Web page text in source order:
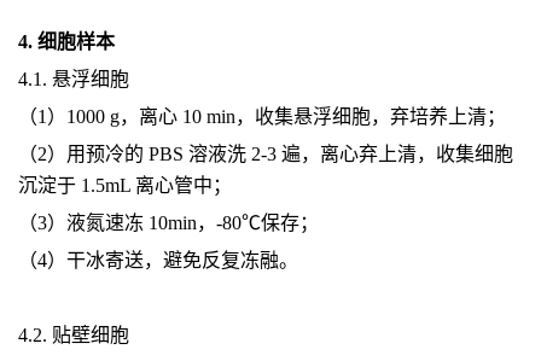
4. 细胞样本
4.1. 悬浮细胞
（1）1000 g，离心 10 min，收集悬浮细胞，弃培养上清；
（2）用预冷的 PBS 溶液洗 2-3 遍，离心弃上清，收集细胞
沉淀于 1.5mL 离心管中；
（3）液氮速冻 10min，-80℃保存；
（4）干冰寄送，避免反复冻融。
4.2. 贴壁细胞